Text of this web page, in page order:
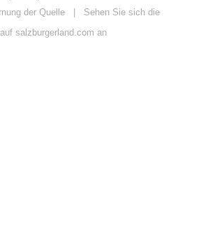
der Quelle | Sehen Sie sich die
salzburgerland.com an